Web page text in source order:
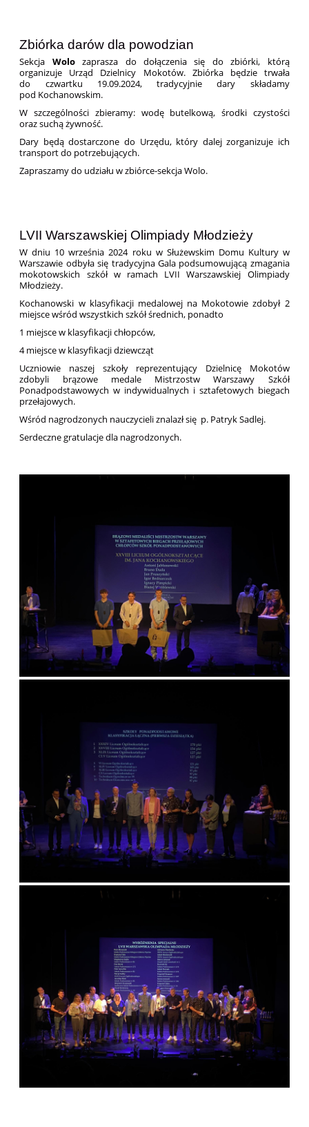
Zbiórka darów dla powodzian
Sekcja Wolozaprasza do dołączenia się do zbiórki, którą
organizuje Urząd Dzielnicy Mokotów. Zbiórka będzie trwała
do czwartku 19.09.2024, tradycyjnie dary składamy
pod Kochanowskim.
W szczególności zbieramy: wodę butelkową, środki czystości
orazsuchą żywność.
Dary będą dostarczone do Urzędu, który dalej zorganizuje ich
transport do potrzebujących.
Zapraszamy do udziału w zbiórce-sekcja Wolo.
LVII Warszawskiej Olimpiady Młodzieży
W dniu 10 września 2024 roku w Służewskim Domu Kultury w
Warszawie odbyła się tradycyjna Gala podsumowującą zmagania
mokotowskich szkół w ramach LVII Warszawskiej Olimpiady
Młodzieży.
Kochanowski w klasyfikacji medalowej na Mokotowie zdobył 2
miejsce wśród wszystkich szkół średnich, ponadto
1 miejsce w klasyfikacji chłopców,
4 miejsce w klasyfikacji dziewcząt
Uczniowie naszej szkoły reprezentujący Dzielnicę Mokotów
zdobyli brązowe medale Mistrzostw Warszawy Szkół
Ponadpodstawowych w indywidualnych i sztafetowych biegach
przełajowych.
Wśród nagrodzonych nauczycieli znalazł się p. Patryk Sadlej.
Serdeczne gratulacje dla nagrodzonych.